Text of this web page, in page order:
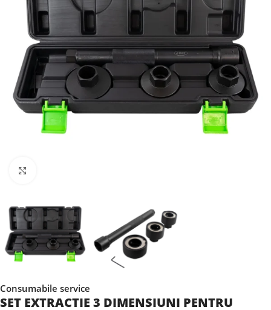
Consumabile service
SET EXTRACTIE 3 DIMENSIUNI PENTRU